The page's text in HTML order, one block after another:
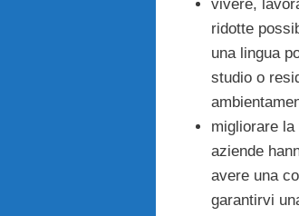
vivere,
ridotte
una lingua
studio o
migliorare
aziende
avere una
garantirvi